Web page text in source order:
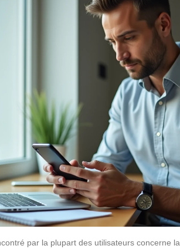
par la plupart des utilisateurs concerne la